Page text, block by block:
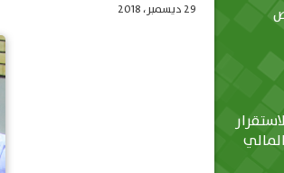
29 ديسمبر، 2018